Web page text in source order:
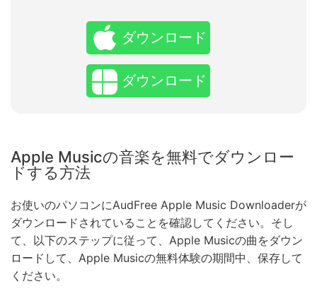
ダウンロード
ダウンロード
Apple Musicの音楽を無料でダウンロー
ドする方法
お使いのパソコンにAudFree Apple Music Downloaderが
ダウンロードされていることを確認してください。そし
て、以下のステップに従って、Apple Musicの曲をダウン
ロードして、Apple Musicの無料体験の期間中、保存して
ください。